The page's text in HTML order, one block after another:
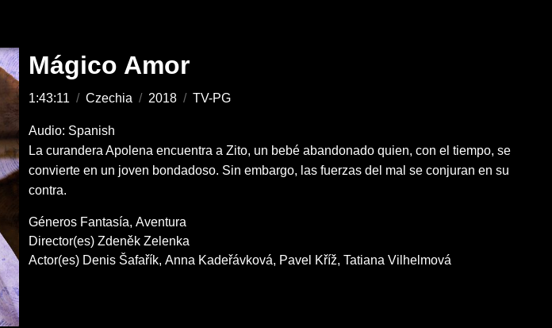
Mágico Amor
1:43:11 / Czechia / 2018 / TV-PG
Audio: Spanish
La curandera Apolena encuentra a Zito, un bebé abandonado quien, con el tiempo, se
convierte en un joven bondadoso. Sin embargo, las fuerzas del mal se conjuran en su
contra.
Géneros Fantasía Aventura
Director(es) Zdeněk Zelenka
Actor(es) Denis Šafařík Anna Kadeřávková Pavel Kříž Tatiana Vilhelmová